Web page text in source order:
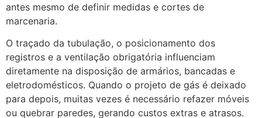
antes mesmo de definir medidas e cortes de
marcenaria.
O traçado da tubulação, o posicionamento dos
registros e a ventilação obrigatória influenciam
diretamente na disposição de armários, bancadas e
eletrodomésticos. Quando o projeto de gás é deixado
para depois, muitas vezes é necessário refazer móveis
ou quebrar paredes, gerando custos extras e atrasos.